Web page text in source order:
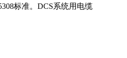
标准。DCS系统用电缆